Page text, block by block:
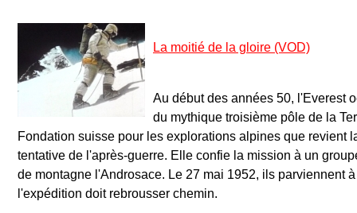
La moitié de la gloire (VOD)
Au début des années 50, l'Everest
du mythique troisième pôle de la
Fondation suisse pour les explorations alpines que revient
tentative de l'après-guerre. Elle confie la mission à un
de montagne l'Androsace. Le 27 mai 1952, ils parviennent
l'expédition doit rebrousser chemin.